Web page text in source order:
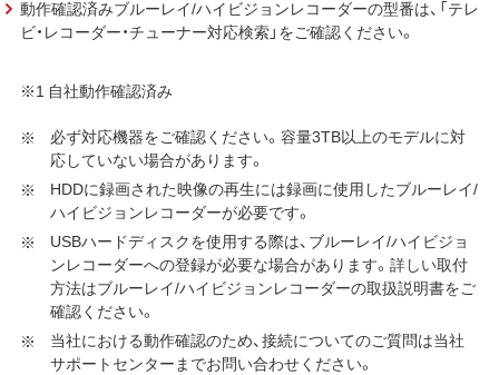
動作確認済みブルーレイ/ハイビジョンレコーダーの型番は、「テレ
ビ・レコーダー・チューナー対応検索」をご確認ください。
※1 自社動作確認済み
必ず対応機器をご確認ください。容量3TB以上のモデルに対
応していない場合があります。
HDDに録画された映像の再生には録画に使用したブルーレイ/
ハイビジョンレコーダーが必要です。
USBハードディスクを使用する際は、ブルーレイ/ハイビジョ
ンレコーダーへの登録が必要な場合があります。詳しい取付
方法はブルーレイ/ハイビジョンレコーダーの取扱説明書をご
確認ください。
当社における動作確認のため、接続についてのご質問は当社
サポートセンターまでお問い合わせください。